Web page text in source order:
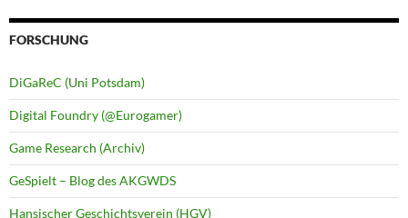
FORSCHUNG
DiGaReC (Uni Potsdam)
Digital Foundry (@Eurogamer)
Game Research (Archiv)
GeSpielt – Blog des AKGWDS
Hansischer Geschichtsverein (HGV)